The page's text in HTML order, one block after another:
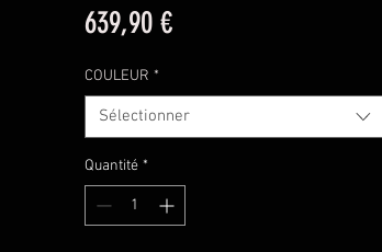
639,90 €Prix
COULEUR *
Sélectionner
Quantité *